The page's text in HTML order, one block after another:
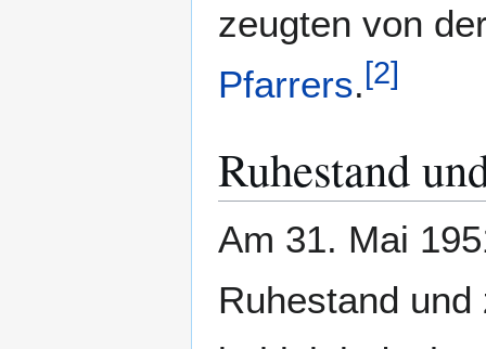
zeugten von
Pfarrers.[2]
Ruhestand
Am 31. Mai
Ruhestand